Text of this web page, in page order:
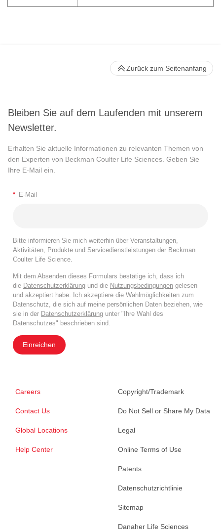
Bleiben Sie auf dem Laufenden mit unserem
Newsletter.
Erhalten Sie aktuelle Informationen zu relevanten Themen von
den Experten von Beckman Coulter Life Sciences. Geben Sie
Ihre E-Mail ein.
* E-Mail
Bitte informieren Sie mich weiterhin über Veranstaltungen,
Aktivitäten, Produkte und Servicedienstleistungen der Beckman
Coulter Life Science.
Mit dem Absenden dieses Formulars bestätige ich, dass ich
die Datenschutzerklärung und die Nutzungsbedingungen gelesen
und akzeptiert habe. Ich akzeptiere die Wahlmöglichkeiten zum
Datenschutz, die sich auf meine persönlichen Daten beziehen, wie
sie in der Datenschutzerklärung unter "Ihre Wahl des
Datenschutzes" beschrieben sind.
Einreichen
Careers
Contact Us
Global Locations
Help Center
Copyright/Trademark
Do Not Sell or Share My Data
Legal
Online Terms of Use
Patents
Datenschutzrichtlinie
Sitemap
Danaher Life Sciences
Zurück zum Seitenanfang